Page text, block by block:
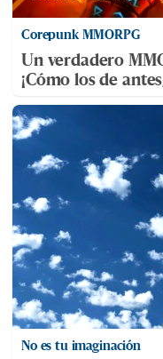
Corepunk MMORPG
Un verdadero
¡Cómo los de
No es tu imaginación